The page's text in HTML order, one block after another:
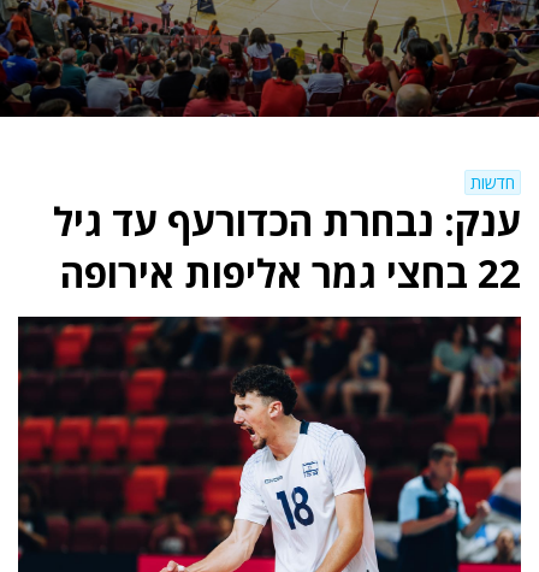
חדשות
ענק: נבחרת הכדורעף עד גיל
22 בחצי גמר אליפות אירופה